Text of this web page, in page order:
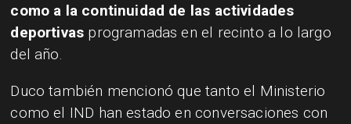
como a la continuidad de las actividades
deportivas programadas en el recinto a lo largo
del año.
Duco también mencionó que tanto el Ministerio
como el IND han estado en conversaciones con